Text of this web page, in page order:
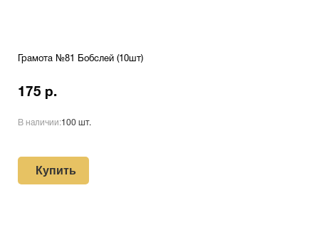
Грамота №81 Бобслей (10шт)
175 р.
В наличии:100 шт.
Купить